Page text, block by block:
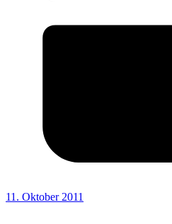
11. Oktober 2011